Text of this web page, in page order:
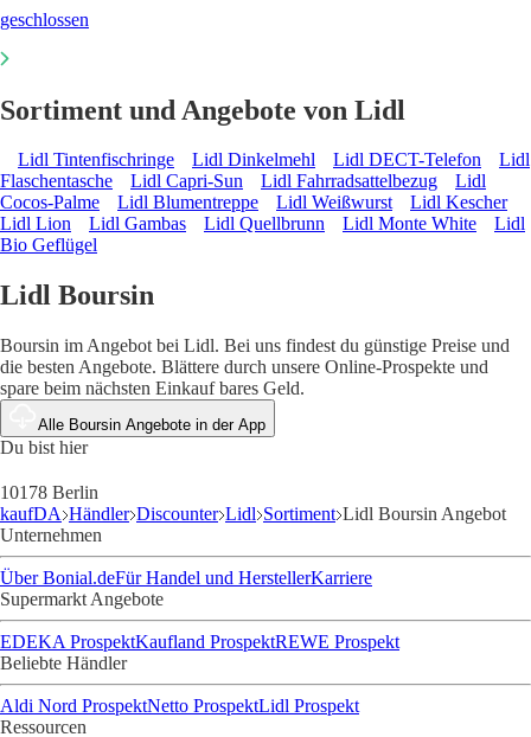
geschlossen
Sortiment und Angebote von Lidl
Lidl Tintenfischringe Lidl Dinkelmehl Lidl DECT-Telefon
Lidl
Flaschentasche
Lidl Capri-Sun Lidl Fahrradsattelbezug
Lidl
Cocos-Palme
Lidl Blumentreppe Lidl Weißwurst
Lidl Kescher
Lidl Lion
Lidl Gambas Lidl Quellbrunn Lidl Monte White
Lidl
Bio Geflügel
Lidl Boursin
Boursin im Angebot bei Lidl. Bei uns findest du günstige Preise und
die besten Angebote. Blättere durch unsere Online-Prospekte und
spare beim nächsten Einkauf bares Geld.
Alle Boursin Angebote in der App
Du bist hier
10178 Berlin
kaufDA Händler Discounter Lidl Sortiment Lidl Boursin Angebot
Unternehmen
Über Bonial.deFür Handel und HerstellerKarriere
Supermarkt Angebote
EDEKA ProspektKaufland ProspektREWE Prospekt
Beliebte Händler
Aldi Nord ProspektNetto ProspektLidl Prospekt
Ressourcen